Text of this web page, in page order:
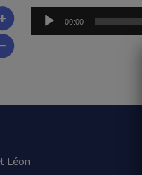
Lecteur
audio
00:00
Léon